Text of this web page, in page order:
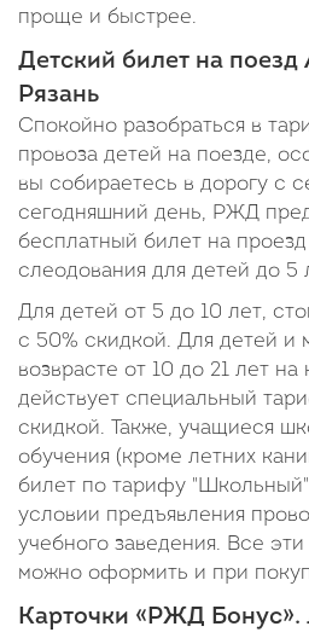
проще и быстрее.
Детский билет на поезд
Рязань
Спокойно разобраться в
провоза детей на поезде,
вы собираетесь в дорогу с
сегодняшний день, РЖД
бесплатный билет на
слеодования для детей до 5
Для детей от 5 до 10 лет,
с 50% скидкой. Для детей и
возврасте от 10 до 21 лет
действует специальный
скидкой. Также, учащиеся
обучения (кроме летних
билет по тарифу
условии предъявления
учебного заведения. Все
можно оформить и при
Карточки «РЖД Бонус».